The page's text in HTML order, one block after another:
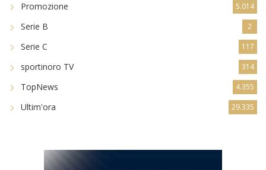
Promozione 5.014
Serie B 2
Serie C 117
sportinoro TV 314
TopNews 4.355
Ultim'ora 29.335